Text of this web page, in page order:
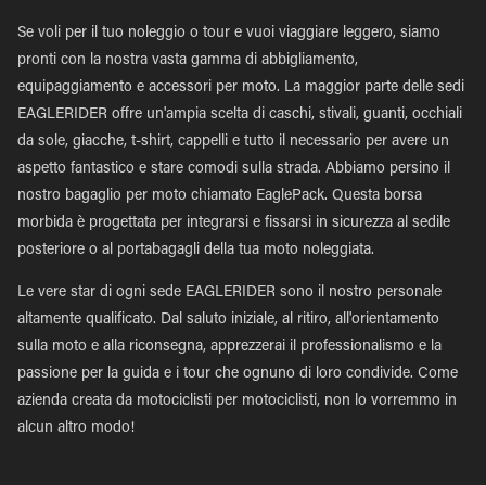
Se voli per il tuo noleggio o tour e vuoi viaggiare leggero, siamo
pronti con la nostra vasta gamma di abbigliamento,
equipaggiamento e accessori per moto. La maggior parte delle sedi
EAGLERIDER offre un'ampia scelta di caschi, stivali, guanti, occhiali
da sole, giacche, t-shirt, cappelli e tutto il necessario per avere un
aspetto fantastico e stare comodi sulla strada. Abbiamo persino il
nostro bagaglio per moto chiamato EaglePack. Questa borsa
morbida è progettata per integrarsi e fissarsi in sicurezza al sedile
posteriore o al portabagagli della tua moto noleggiata.
Le vere star di ogni sede EAGLERIDER sono il nostro personale
altamente qualificato. Dal saluto iniziale, al ritiro, all'orientamento
sulla moto e alla riconsegna, apprezzerai il professionalismo e la
passione per la guida e i tour che ognuno di loro condivide. Come
azienda creata da motociclisti per motociclisti, non lo vorremmo in
alcun altro modo!